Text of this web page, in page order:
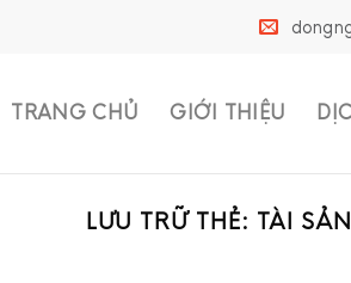
TRANG CHỦ GIỚI THIỆU
LƯU TRỮ THẺ: TÀI